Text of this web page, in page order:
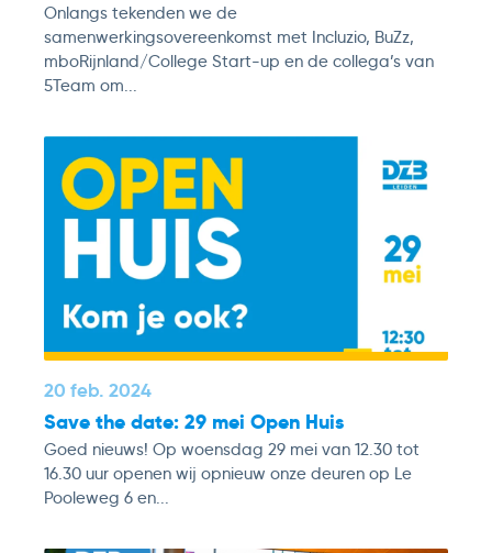
Onlangs tekenden we de
samenwerkingsovereenkomst met Incluzio, BuZz,
mboRijnland/College Start-up en de collega’s van
5Team om...
20 feb. 2024
Save the date: 29 mei Open Huis
Goed nieuws! Op woensdag 29 mei van 12.30 tot
16.30 uur openen wij opnieuw onze deuren op Le
Pooleweg 6 en...